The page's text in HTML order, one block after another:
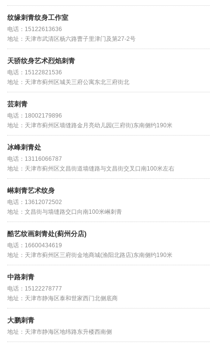
纹缘刺青纹身工作室
电话：15122613636
地址：天津市武清区杨六路曹子里津门及第27-2号
天骄纹身艺术烈焰刺青
电话：15122821536
地址：天津市蓟州区城关三府公寓东北三府街北
芸刺青
电话：18002179896
地址：天津市蓟州区墙缝路金月亮幼儿园(三府街)东南侧约190米
冰峰刺青处
电话：13116066787
地址：天津市蓟州区文昌街道墙缝路与文昌街交叉口南100米左右
崊刺青艺术纹身
电话：13612072502
地址：文昌街与墙缝路交口向南100米崊刺青
酷艺纹画刺青处(蓟州分店)
电话：16600434619
地址：天津市蓟州区三府街金地商城(渔阳北路店)东南侧约190米
中路刺青
电话：15122278777
地址：天津市静海区泰和世家西门北侧底商
大鹏刺青
地址：天津市静海区地纬路东升楼西南侧